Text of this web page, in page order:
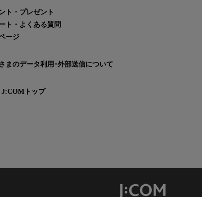
ト・プレゼント
ト・よくある質問
ージ
まのデータ利用･外部送信について
トップ